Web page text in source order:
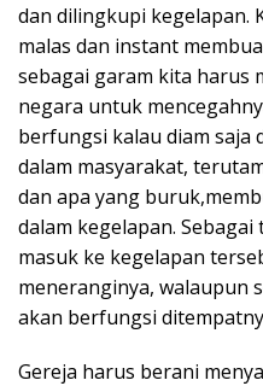
dan dilingkupi kegelapan.
malas dan instant
sebagai garam kita harus
negara untuk
berfungsi kalau diam saja
dalam masyarakat,
dan apa yang
dalam kegelapan.
masuk ke kegelapan
meneranginya, walaupun
akan berfungsi
Gereja harus berani